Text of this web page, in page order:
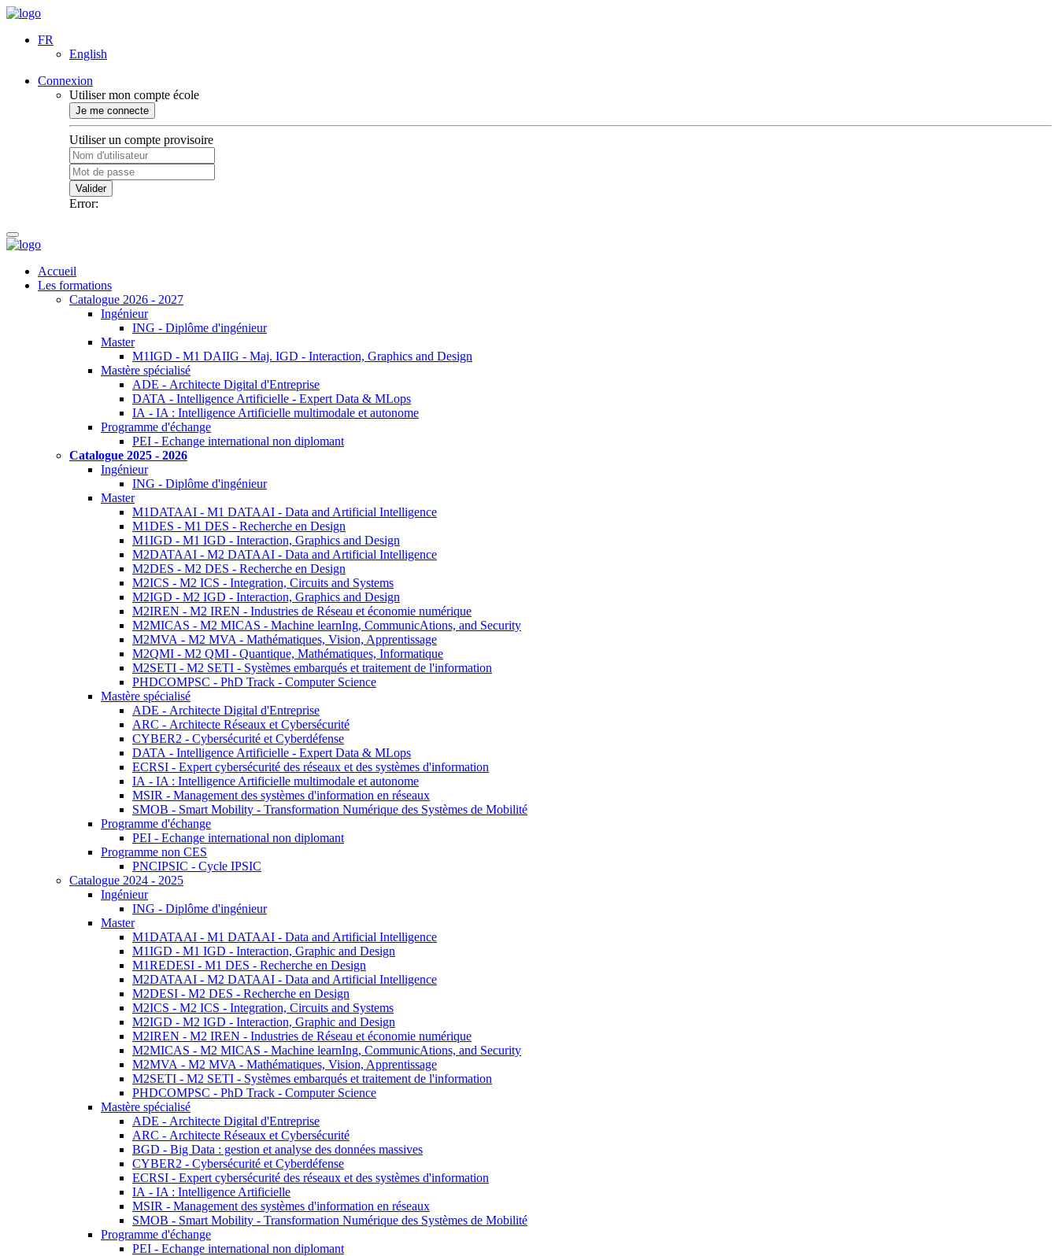
FR
English
Connexion
Utiliser mon compte école
Je me connecte
Utiliser un compte provisoire
Valider
Error:
Accueil
Les formations
Catalogue 2026 - 2027
Ingénieur
ING - Diplôme d'ingénieur
Master
M1IGD - M1 DAIIG - Maj. IGD - Interaction, Graphics and Design
Mastère spécialisé
ADE - Architecte Digital d'Entreprise
DATA - Intelligence Artificielle - Expert Data & MLops
IA - IA : Intelligence Artificielle multimodale et autonome
Programme d'échange
PEI - Echange international non diplomant
Catalogue 2025 - 2026
Ingénieur
ING - Diplôme d'ingénieur
Master
M1DATAAI - M1 DATAAI - Data and Artificial Intelligence
M1DES - M1 DES - Recherche en Design
M1IGD - M1 IGD - Interaction, Graphics and Design
M2DATAAI - M2 DATAAI - Data and Artificial Intelligence
M2DES - M2 DES - Recherche en Design
M2ICS - M2 ICS - Integration, Circuits and Systems
M2IGD - M2 IGD - Interaction, Graphics and Design
M2IREN - M2 IREN - Industries de Réseau et économie numérique
M2MICAS - M2 MICAS - Machine learnIng, CommunicAtions, and Security
M2MVA - M2 MVA - Mathématiques, Vision, Apprentissage
M2QMI - M2 QMI - Quantique, Mathématiques, Informatique
M2SETI - M2 SETI - Systèmes embarqués et traitement de l'information
PHDCOMPSC - PhD Track - Computer Science
Mastère spécialisé
ADE - Architecte Digital d'Entreprise
ARC - Architecte Réseaux et Cybersécurité
CYBER2 - Cybersécurité et Cyberdéfense
DATA - Intelligence Artificielle - Expert Data & MLops
ECRSI - Expert cybersécurité des réseaux et des systèmes d'information
IA - IA : Intelligence Artificielle multimodale et autonome
MSIR - Management des systèmes d'information en réseaux
SMOB - Smart Mobility - Transformation Numérique des Systèmes de Mobilité
Programme d'échange
PEI - Echange international non diplomant
Programme non CES
PNCIPSIC - Cycle IPSIC
Catalogue 2024 - 2025
Ingénieur
ING - Diplôme d'ingénieur
Master
M1DATAAI - M1 DATAAI - Data and Artificial Intelligence
M1IGD - M1 IGD - Interaction, Graphic and Design
M1REDESI - M1 DES - Recherche en Design
M2DATAAI - M2 DATAAI - Data and Artificial Intelligence
M2DESI - M2 DES - Recherche en Design
M2ICS - M2 ICS - Integration, Circuits and Systems
M2IGD - M2 IGD - Interaction, Graphic and Design
M2IREN - M2 IREN - Industries de Réseau et économie numérique
M2MICAS - M2 MICAS - Machine learnIng, CommunicAtions, and Security
M2MVA - M2 MVA - Mathématiques, Vision, Apprentissage
M2SETI - M2 SETI - Systèmes embarqués et traitement de l'information
PHDCOMPSC - PhD Track - Computer Science
Mastère spécialisé
ADE - Architecte Digital d'Entreprise
ARC - Architecte Réseaux et Cybersécurité
BGD - Big Data : gestion et analyse des données massives
CYBER2 - Cybersécurité et Cyberdéfense
ECRSI - Expert cybersécurité des réseaux et des systèmes d'information
IA - IA : Intelligence Artificielle
MSIR - Management des systèmes d'information en réseaux
SMOB - Smart Mobility - Transformation Numérique des Systèmes de Mobilité
Programme d'échange
PEI - Echange international non diplomant